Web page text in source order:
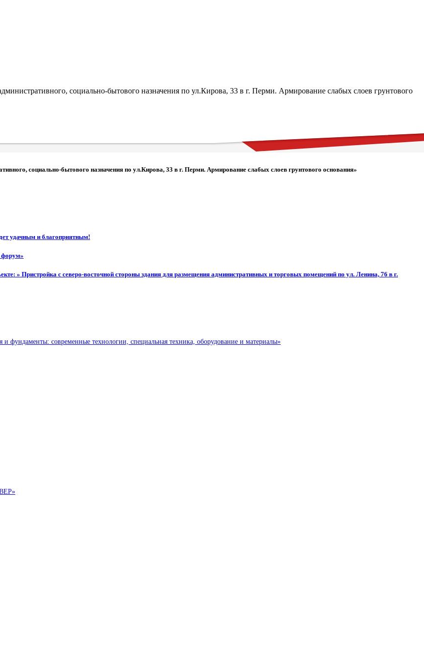
социально-бытового назначения по ул.Кирова, 33 в г. Перми. Армирование слабых слоев грунтового
социально-бытового назначения по ул.Кирова, 33 в г. Перми. Армирование слабых слоев грунтового основания»
удачным и благоприятным!
форум»
» Пристройка с северо-восточной стороны здания для размещения административных и торговых помещений по ул. Ленина, 76 в г.
фундаменты: современные технологии, специальная техника, оборудование и материалы»